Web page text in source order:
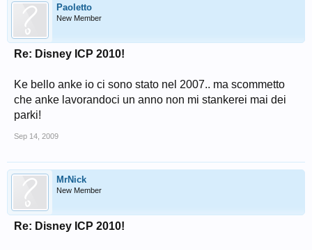
Paoletto
New Member
Re: Disney ICP 2010!
Ke bello anke io ci sono stato nel 2007.. ma scommetto
che anke lavorandoci un anno non mi stankerei mai dei
parki!
Sep 14, 2009
MrNick
New Member
Re: Disney ICP 2010!